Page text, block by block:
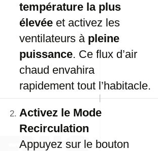
température la plus
élevée et activez les
ventilateurs à pleine
puissance. Ce flux d’air
chaud envahira
rapidement tout l’habitacle.
Activez le Mode
Recirculation
Appuyez sur le bouton